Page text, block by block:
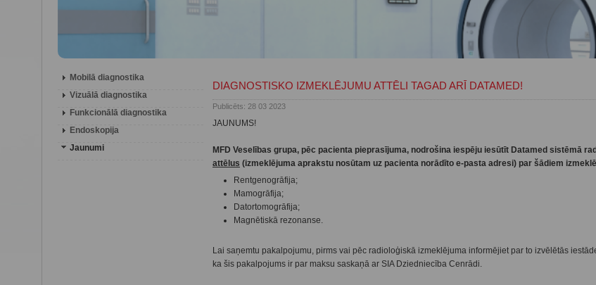
Mobilā diagnostika
Vizuālā diagnostika
Funkcionālā diagnostika
Endoskopija
Jaunumi
DIAGNOSTISKO IZMEKLĒJUMU ATTĒLI TAGAD ARĪ DATAMED!
Publicēts: 28 03 2023
JAUNUMS!
MFD Veselības grupa, pēc pacienta pieprasījuma, nodrošina iespēju iesūtīt Datamed sistēmā
attēlus (izmeklējuma aprakstu nosūtam uz pacienta norādīto e-pasta adresi) par šādiem
Rentgenogrāfija;
Mamogrāfija;
Datortomogrāfija;
Magnētiskā rezonanse.
Lai saņemtu pakalpojumu, pirms vai pēc radioloģiskā izmeklējuma informējiet par to izvēlētās
ka šis pakalpojums ir par maksu saskaņā ar SIA Dziedniecība Cenrādi.